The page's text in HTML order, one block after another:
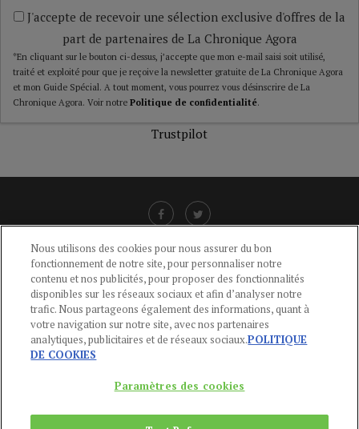
J'accepte de recevoir une sélection exclusive d'offres de la
part de partenaires de La Chronique Agora
*En cliquant sur le bouton ci-dessus, j’accepte que mon e-mail saisi soit utilisé,
traité et exploité pour que je reçoive la newsletter gratuite de La Chronique Agora
et mon Guide Spécial. A tout moment, vous pourrez vous désinscrire de La
Chronique Agora. Voir notre Politique de confidentialité.
Trustpilot
LIENS UTILES
CGU-POLITIQUE DE CONFIDENTIALITÉ -POLITIQUE DES COOKIES
MENTIONS LÉGALES -AIDE
CONTACT
Du Lundi au Vendredi, 9h-13h et 14h-17h
Nous utilisons des cookies pour nous assurer du bon
fonctionnement de notre site, pour personnaliser notre
contenu et nos publicités, pour proposer des fonctionnalités
disponibles sur les réseaux sociaux et afin d’analyser notre
trafic. Nous partageons également des informations, quant à
votre navigation sur notre site, avec nos partenaires
analytiques, publicitaires et de réseaux sociaux.POLITIQUE
DE COOKIES
Paramètres des cookies